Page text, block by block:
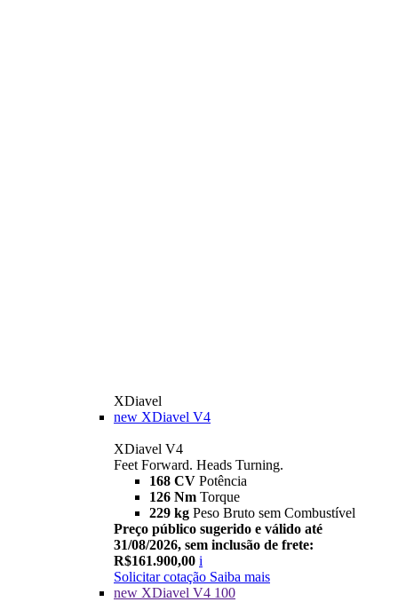
XDiavel
new XDiavel V4
XDiavel V4
Feet Forward. Heads Turning.
168 CV Potência
126 Nm Torque
229 kg Peso Bruto sem Combustível
Preço público sugerido e válido até
31/08/2026, sem inclusão de frete:
R$161.900,00 i
Solicitar cotação Saiba mais
new XDiavel V4 100